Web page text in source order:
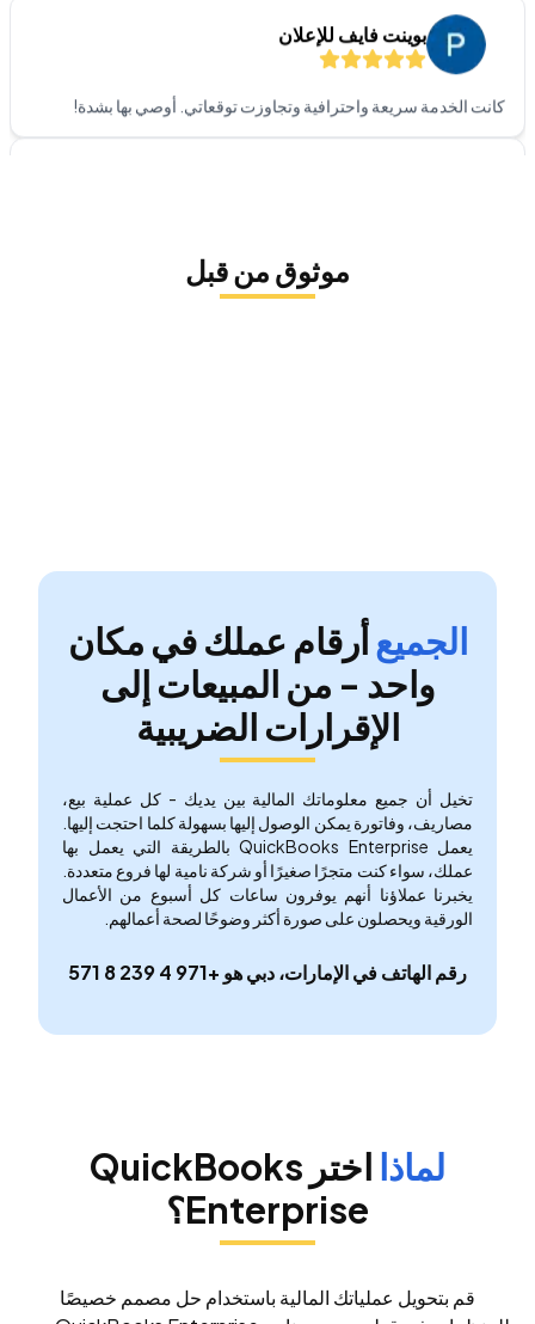
كانت الخدمة سريعة واحترافية وتجاوزت توقعاتي. أوصي بها بشدة!
المركز الدولي للركبة والمفاصل
موثوق من قبل
الجميعأرقام عملك في مكان
واحد - من المبيعات إلى
الإقرارات الضريبية
تخيل أن جميع معلوماتك المالية بين يديك - كل عملية بيع،
مصاريف، وفاتورة يمكن الوصول إليها بسهولة كلما احتجت إليها.
يعمل QuickBooks Enterprise بالطريقة التي يعمل بها
عملك، سواء كنت متجرًا صغيرًا أو شركة نامية لها فروع متعددة.
يخبرنا عملاؤنا أنهم يوفرون ساعات كل أسبوع من الأعمال
الورقية ويحصلون على صورة أكثر وضوحًا لصحة أعمالهم.
رقم الهاتف في الإمارات، دبي هو +971 4 239 8 571
لماذا
اختر QuickBooks
Enterprise؟
قم بتحويل عملياتك المالية باستخدام حل مصمم خصيصًا